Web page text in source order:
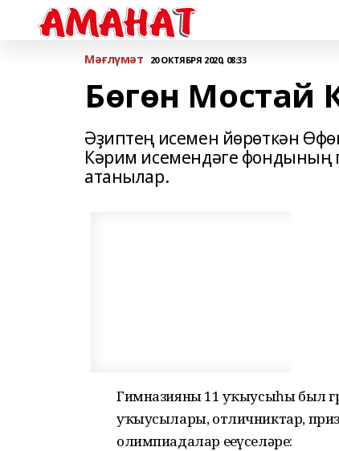
Мәғлүмәт 20 ОКТЯБРЯ 2020, 08:33
Бөгөн Мостай
Әҙиптең исемен йөрөткән
Кәрим исемендәге фондының
атанылар.
Гимназияның 11 уҡыусыһы был
уҡыусылары, отличниктар,
олимпиадалар еңеүселәре: